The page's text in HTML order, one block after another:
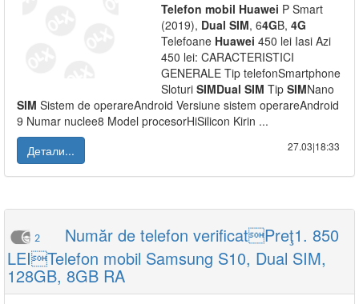
Telefon mobil Huawei P Smart
(2019), Dual SIM, 64GB, 4G
Telefoane Huawei 450 lei Iasi Azi
450 lei: CARACTERISTICI
GENERALE Tip telefonSmartphone
Sloturi SIMDual SIM Tip SIMNano
SIM Sistem de operareAndroid Versiune sistem operareAndroid
9 Numar nuclee8 Model procesorHiSilicon Kirin ...
Детали...
27.03|18:33
2
Număr de telefon verificatPreţ1. 850
LEITelefon mobil Samsung S10, Dual SIM,
128GB, 8GB RA